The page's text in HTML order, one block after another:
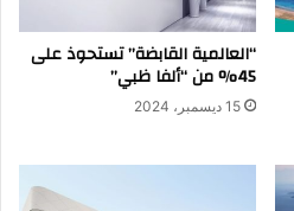
“العالمية القابضة” تستحوذ على
45% من “ألفا ظبي”
15 ديسمبر، 2024